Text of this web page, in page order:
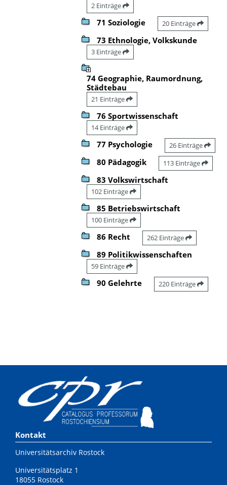
2 Einträge
71 Soziologie 20 Einträge
73 Ethnologie, Volkskunde
3 Einträge
74 Geographie, Raumordnung,
Städtebau
21 Einträge
76 Sportwissenschaft
14 Einträge
77 Psychologie 26 Einträge
80 Pädagogik 113 Einträge
83 Volkswirtschaft
102 Einträge
85 Betriebswirtschaft
100 Einträge
86 Recht 262 Einträge
89 Politikwissenschaften
59 Einträge
90 Gelehrte 220 Einträge
Kontakt
Universitätsarchiv Rostock
Universitätsplatz 1
18055 Rostock